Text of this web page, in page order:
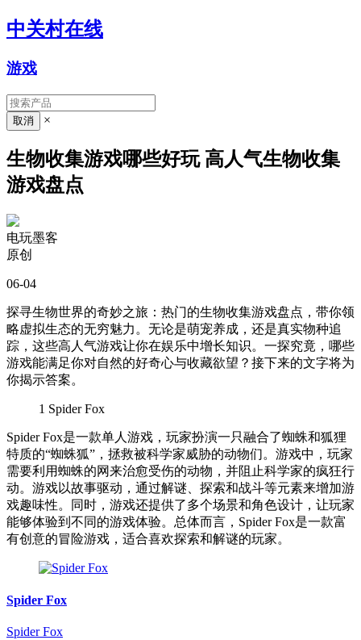
中关村在线
游戏
×
生物收集游戏哪些好玩 高人气生物收集
游戏盘点
电玩墨客
原创
06-04
探寻生物世界的奇妙之旅：热门的生物收集游戏盘点，带你领
略虚拟生态的无穷魅力。无论是萌宠养成，还是真实物种追
踪，这些高人气游戏让你在娱乐中增长知识。一探究竟，哪些
游戏能满足你对自然的好奇心与收藏欲望？接下来的文字将为
你揭示答案。
1 Spider Fox
Spider Fox是一款单人游戏，玩家扮演一只融合了蜘蛛和狐狸
特质的“蜘蛛狐”，拯救被科学家威胁的动物们。游戏中，玩家
需要利用蜘蛛的网来治愈受伤的动物，并阻止科学家的疯狂行
动。游戏以故事驱动，通过解谜、探索和战斗等元素来增加游
戏趣味性。同时，游戏还提供了多个场景和角色设计，让玩家
能够体验到不同的游戏体验。总体而言，Spider Fox是一款富
有创意的冒险游戏，适合喜欢探索和解谜的玩家。
Spider Fox
Spider Fox